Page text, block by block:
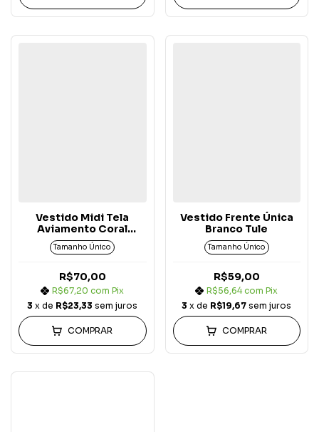
Vestido Midi Tela
Aviamento Coral
Salmão
Tamanho Único
R$70,00
R$67,20com Pix
3 x de R$23,33 sem juros
COMPRAR
Vestido Frente Única
Branco Tule
Tamanho Único
R$59,00
R$56,64com Pix
3 x de R$19,67 sem juros
COMPRAR